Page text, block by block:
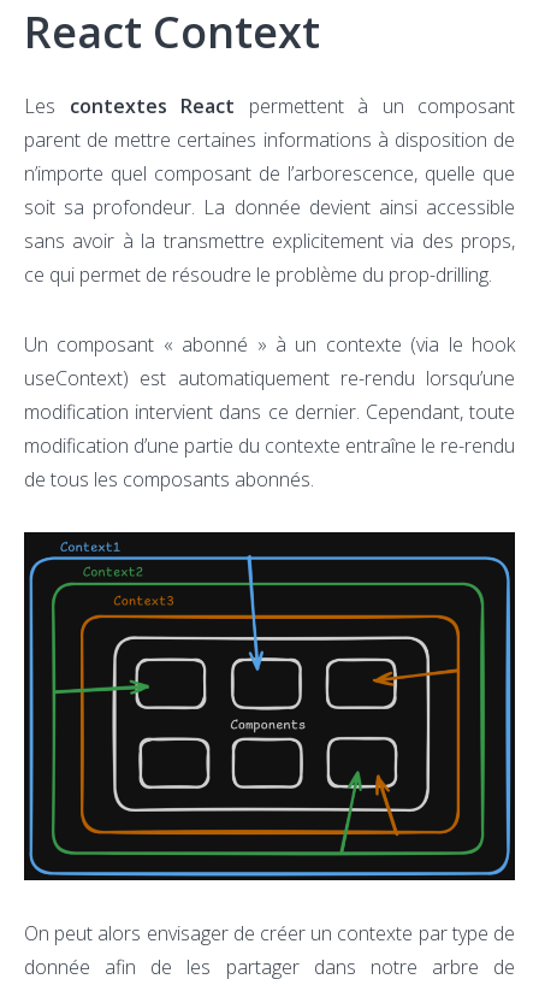
React Context
Les contextes React permettent à un composant
parent de mettre certaines informations à disposition de
n’importe quel composant de l’arborescence, quelle que
soit sa profondeur. La donnée devient ainsi accessible
sans avoir à la transmettre explicitement via des props,
ce qui permet de résoudre le problème du prop-drilling.
Un composant « abonné » à un contexte (via le hook
useContext) est automatiquement re-rendu lorsqu’une
modification intervient dans ce dernier. Cependant, toute
modification d’une partie du contexte entraîne le re-rendu
de tous les composants abonnés.
On peut alors envisager de créer un contexte par type de
donnée afin de les partager dans notre arbre de